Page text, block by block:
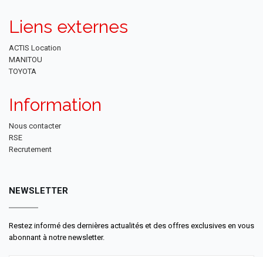
Liens externes
ACTIS Location
MANITOU
TOYOTA
Information
Nous contacter
RSE
Recrutement
NEWSLETTER
Restez informé des dernières actualités et des offres exclusives en vous
abonnant à notre newsletter.